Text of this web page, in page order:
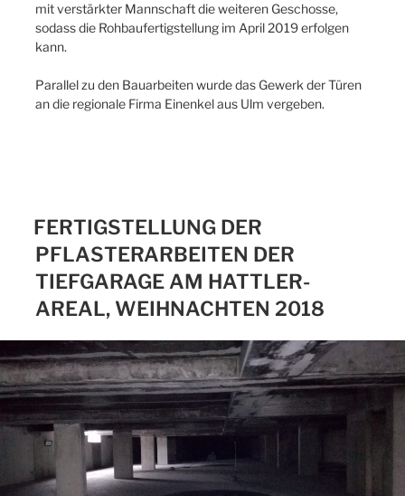
mit verstärkter Mannschaft die weiteren Geschosse,
sodass die Rohbaufertigstellung im April 2019 erfolgen
kann.
Parallel zu den Bauarbeiten wurde das Gewerk der Türen
an die regionale Firma Einenkel aus Ulm vergeben.
FERTIGSTELLUNG DER
PFLASTERARBEITEN DER
TIEFGARAGE AM HATTLER-
AREAL, WEIHNACHTEN 2018